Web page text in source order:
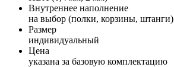
Внутреннее наполнение
на выбор (полки, корзины, штанги)
Размер
индивидуальный
Цена
указана за базовую комплектацию